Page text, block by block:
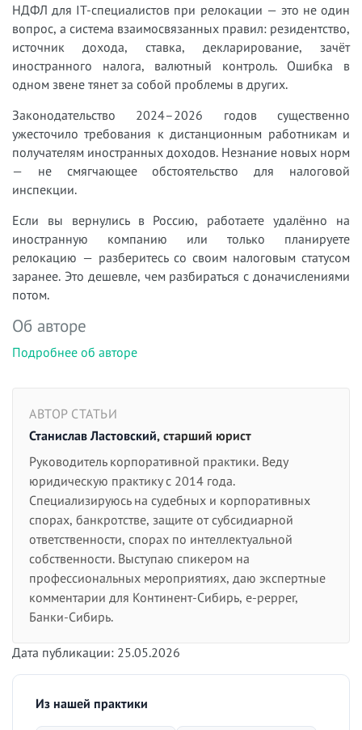
НДФЛ для IT-специалистов при релокации — это не один
вопрос, а система взаимосвязанных правил: резидентство,
источник дохода, ставка, декларирование, зачёт
иностранного налога, валютный контроль. Ошибка в
одном звене тянет за собой проблемы в других.
Законодательство 2024–2026 годов существенно
ужесточило требования к дистанционным работникам и
получателям иностранных доходов. Незнание новых норм
— не смягчающее обстоятельство для налоговой
инспекции.
Если вы вернулись в Россию, работаете удалённо на
иностранную компанию или только планируете
релокацию — разберитесь со своим налоговым статусом
заранее. Это дешевле, чем разбираться с доначислениями
потом.
Об авторе
Подробнее об авторе
АВТОР СТАТЬИ
Станислав Ластовский, старший юрист
Руководитель корпоративной практики. Веду
юридическую практику с 2014 года.
Специализируюсь на судебных и корпоративных
спорах, банкротстве, защите от субсидиарной
ответственности, спорах по интеллектуальной
собственности. Выступаю спикером на
профессиональных мероприятиях, даю экспертные
комментарии для Континент-Сибирь, e-pepper,
Банки-Сибирь.
Дата публикации: 25.05.2026
Из нашей практики